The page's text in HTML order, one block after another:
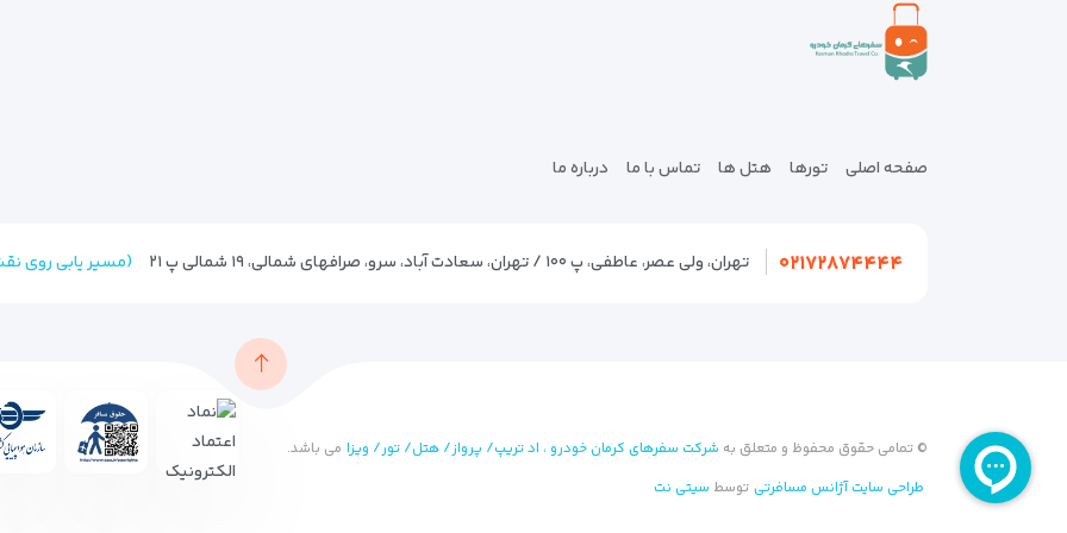
صفحه اصلی تورها هتل ها تماس با ما درباره ما
۰۲۱۷۲۸۷۴۴۴۴ تهران، ولی عصر، عاطفی، پ ۱۰۰ / تهران، سعادت آباد، سرو، صرافهای شمالی، ۱۹ شمالی پ ۲۱ (مسیر یابی روی
© تمامی حقوق محفوظ و متعلق به شرکت سفرهای کرمان خودرو ، اد تریپ/ پرواز/ هتل/ تور/ ویزا می باشد.
طراحی سایت آژانس مسافرتی توسط سیتی نت